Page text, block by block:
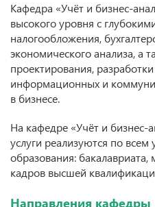
Кафедра «Учёт и бизнес-
высокого уровня с
налогообложения,
экономического анализа, а
проектирования,
информационных и
в бизнесе.
На кафедре «Учёт и бизнес-
услуги реализуются по
образования: бакалавриата,
кадров высшей
Направления кафедры